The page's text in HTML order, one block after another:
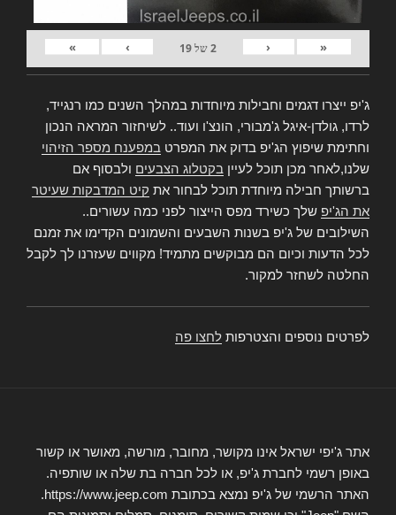
«
‹
2של19
›
»
ג'יפ ייצרו דגמים וחבילות מיוחדות במהלך השנים כמו רנגייד,
לרדו, גולדן-איגל ג'מבורי, הונצ'ו ועוד.. לשיחזור המראה הנכון
וחתימת שיפוץ הג'יפ בדוק את המפרט במפענח מספר הזיהוי
שלנו,לאחר מכן תוכל לעיין בקטלוג הצבעים ולבסוף אם
ברשותך חבילה מיוחדת תוכל לבחור את קיט המדבקות שעיטר
את הג'יפ שלך כשירד מפס הייצור לפני כמה עשורים..
השילובים של ג'יפ בשנות השבעים והשמונים הקדימו את זמנם
לכל הדעות וכיום הם מבוקשים מתמיד! מקווים שעזרנו לך לקבל
החלטה לשחזר למקור.
לפרטים נוספים והצטרפות לחצו פה
אתר ג'יפי ישראל אינו מקושר, מחובר, מורשה, מאושר או קשור
באופן רשמי לחברת ג'יפ, או לכל חברה בת שלה או שותפיה.
האתר הרשמי של ג'יפ נמצא בכתובת https://www.jeep.com.